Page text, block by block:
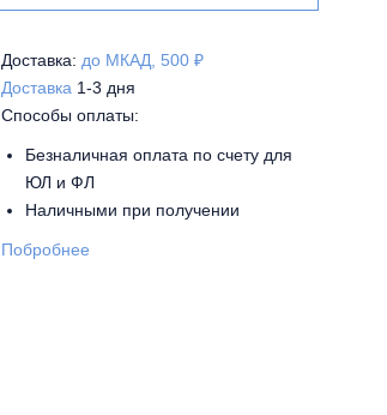
Доставка: до МКАД, 500 ₽
Доставка 1-3 дня
Способы оплаты:
Безналичная оплата по счету для
ЮЛ и ФЛ
Наличными при получении
Побробнее